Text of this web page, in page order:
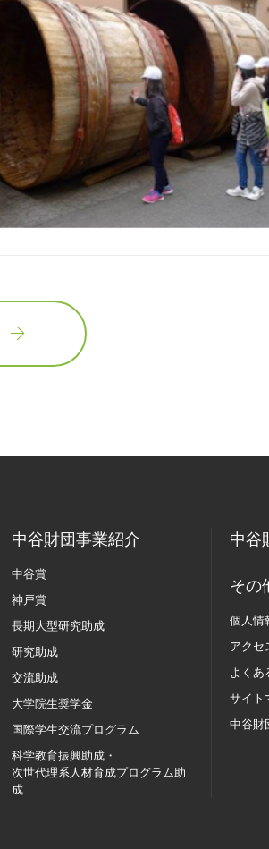
中谷財団事業紹介
中谷賞
神戸賞
長期大型研究助成
研究助成
交流助成
大学院生奨学金
国際学生交流プログラム
科学教育振興助成・
次世代理系人材育成プログラム助
成
中谷
その
個人情
アクセ
よくあ
サイト
中谷財